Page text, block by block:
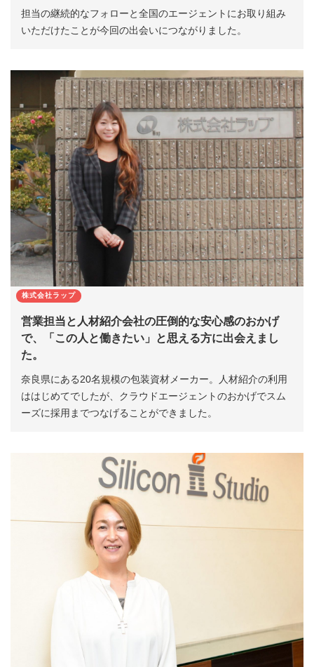
担当の継続的なフォローと全国のエージェントにお取り組み
いただけたことが今回の出会いにつながりました。
株式会社ラップ
営業担当と人材紹介会社の圧倒的な安心感のおかげ
で、「この人と働きたい」と思える方に出会えまし
た。
奈良県にある20名規模の包装資材メーカー。人材紹介の利用
ははじめてでしたが、クラウドエージェントのおかげでスム
ーズに採用までつなげることができました。